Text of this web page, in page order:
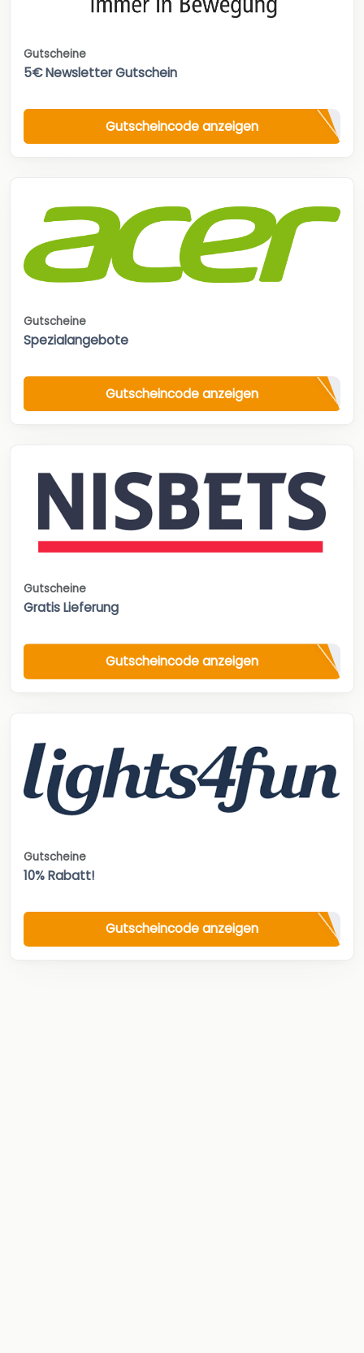
Gutscheine
5€ Newsletter Gutschein
Gutscheincode anzeigen
Gutscheine
Spezialangebote
Gutscheincode anzeigen
Gutscheine
Gratis Lieferung
Gutscheincode anzeigen
Gutscheine
10% Rabatt!
Gutscheincode anzeigen